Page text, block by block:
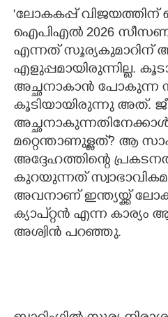
"ലോകകപ്പ് വിജയത്തിന്
ഐപിഎൽ 2026
എന്നത് സൂര്യകുമാറിന്
എളുപ്പമായിരുന്നില്ല.
അച്ഛനാകാൻ പോകുന്ന
കൂടിയായിരുന്നു അത്.
മറ്റെന്താണുള്ളത്? ആ
അദ്ദേഹത്തിന്റെ
കുറയുന്നത്
അവനാണ് ഇന്ത്യയ്ക്ക്
ക്യാപ്റ്റൻ എന്ന കാര്യം
അശ്വിൻ പറഞ്ഞു.